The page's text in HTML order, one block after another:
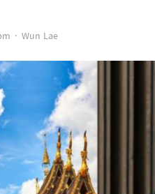
Author
Wun Lae